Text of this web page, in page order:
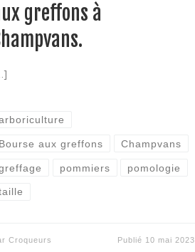
greffons à
Bourse aux greffons Champvans
pommiers pomologie
Croqueurs Publié 10 mai 2023